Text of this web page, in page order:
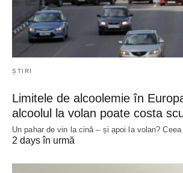
ȘTIRI
Limitele de alcoolemie în
alcoolul la volan poate costa
Un pahar de vin la cină – și apoi la volan?
2 days în urmă